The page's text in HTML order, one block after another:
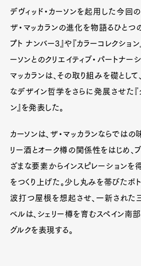
デヴィッド・カーソンを起用した今回
ザ・マッカランの進化を物語るひとつ
プト ナンバー3』や『カラーコレクショ
ーソンとのクリエイティブ・パートナー
マッカランは、その取り組みを礎とし
なデザイン哲学をさらに発展させた『
ン』を発表した。
カーソンは、ザ・マッカランならでは
リー酒とオーク樽の関係性をはじめ、
ざまな要素からインスピレーションを
をつくり上げた。少し丸みを帯びた
波打つ屋根を想起させ、一新された
ベルは、シェリー樽を育むスペイン南部
グルクを表現する。